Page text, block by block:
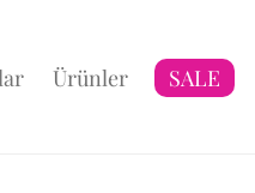
Ürünler SALE